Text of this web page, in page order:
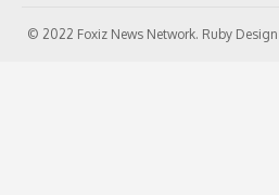
© 2022 Foxiz News Network. Ruby